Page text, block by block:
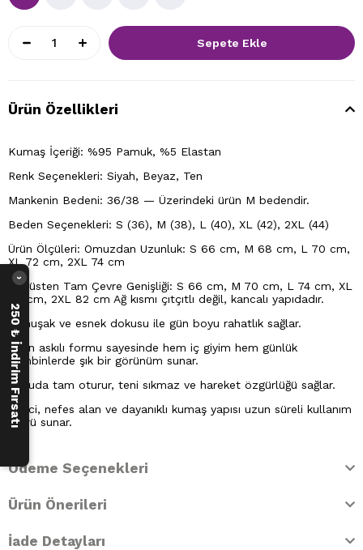
Ürün Özellikleri
Kumaş İçeriği: %95 Pamuk, %5 Elastan
Renk Seçenekleri: Siyah, Beyaz, Ten
Mankenin Bedeni: 36/38 — Üzerindeki ürün M bedendir.
Beden Seçenekleri: S (36), M (38), L (40), XL (42), 2XL (44)
Ürün Ölçüleri: Omuzdan Uzunluk: S 66 cm, M 68 cm, L 70 cm,
XL 72 cm, 2XL 74 cm
Göğüsten Tam Çevre Genişliği: S 66 cm, M 70 cm, L 74 cm, XL
78 cm, 2XL 82 cm Ağ kısmı çıtçıtlı değil, kancalı yapıdadır.
Yumuşak ve esnek dokusu ile gün boyu rahatlık sağlar.
Kalın askılı formu sayesinde hem iç giyim hem günlük
kombinlerde şık bir görünüm sunar.
Vücuda tam oturur, teni sıkmaz ve hareket özgürlüğü sağlar.
Emici, nefes alan ve dayanıklı kumaş yapısı uzun süreli kullanım
ömrü sunar.
Ödeme Seçenekleri
Ürün Önerileri
İade Detayları
250 ₺ İndirim Fırsatı
›